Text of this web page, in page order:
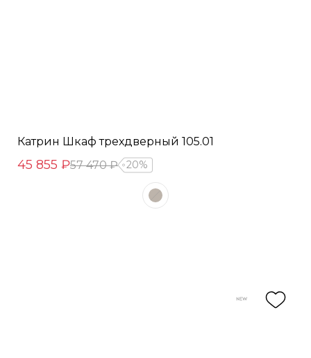
Катрин Шкаф трехдверный 105.01
45 855 ₽57 470 ₽ 20%